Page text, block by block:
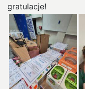
gratulacje!